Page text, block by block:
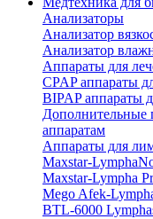
Анализаторы
Анализатор
Анализатор
Аппараты для
CPAP аппараты
BIPAP аппараты
Дополнительные
аппаратам
Аппараты для
Maxstar-
Maxstar-Lympha
Mego Afek-
BTL-6000